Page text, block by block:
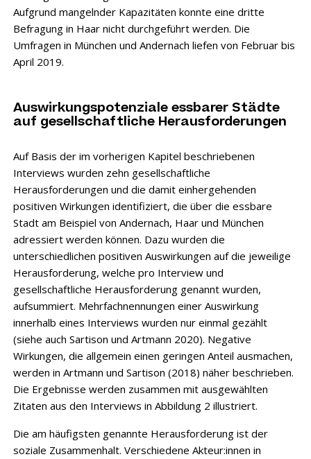
Aufgrund mangelnder Kapazitäten konnte eine dritte
Befragung in Haar nicht durchgeführt werden. Die
Umfragen in München und Andernach liefen von Februar bis
April 2019.
Auswirkungspotenziale essbarer Städte
auf gesellschaftliche Herausforderungen
Auf Basis der im vorherigen Kapitel beschriebenen
Interviews wurden zehn gesellschaftliche
Herausforderungen und die damit einhergehenden
positiven Wirkungen identifiziert, die über die essbare
Stadt am Beispiel von Andernach, Haar und München
adressiert werden können. Dazu wurden die
unterschiedlichen positiven Auswirkungen auf die jeweilige
Herausforderung, welche pro Interview und
gesellschaftliche Herausforderung genannt wurden,
aufsummiert. Mehrfachnennungen einer Auswirkung
innerhalb eines Interviews wurden nur einmal gezählt
(siehe auch Sartison und Artmann 2020). Negative
Wirkungen, die allgemein einen geringen Anteil ausmachen,
werden in Artmann und Sartison (2018) näher beschrieben.
Die Ergebnisse werden zusammen mit ausgewählten
Zitaten aus den Interviews in Abbildung 2 illustriert.
Die am häufigsten genannte Herausforderung ist der
soziale Zusammenhalt. Verschiedene Akteur:innen in